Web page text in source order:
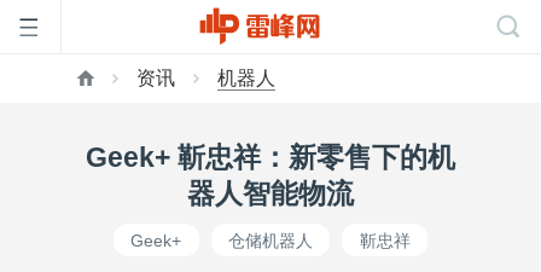
资讯 机器人
Geek+ 靳忠祥：新零售下的机
器人智能物流
Geek+ 仓储机器人 靳忠祥